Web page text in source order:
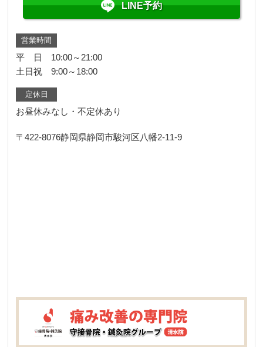
LINE予約
営業時間
平 日 10:00～21:00
土日祝 9:00～18:00
定休日
お昼休みなし・不定休あり
〒422-8076静岡県静岡市駿河区八幡2-11-9